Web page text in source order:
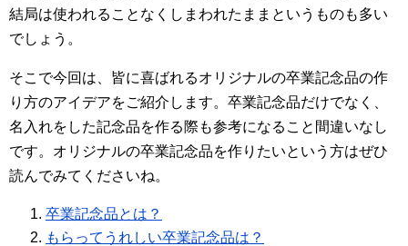
結局は使われることなくしまわれたままというものも多い
でしょう。
そこで今回は、皆に喜ばれるオリジナルの卒業記念品の作
り方のアイデアをご紹介します。卒業記念品だけでなく、
名入れをした記念品を作る際も参考になること間違いなし
です。オリジナルの卒業記念品を作りたいという方はぜひ
読んでみてくださいね。
卒業記念品とは？
もらってうれしい卒業記念品は？